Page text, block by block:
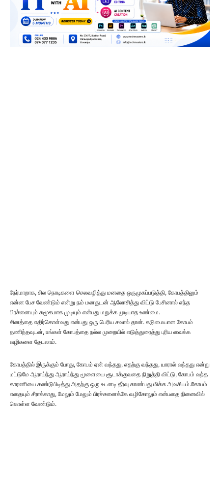
நேர்மாறாக, சில நொடிகளை செலவழித்து மனதை ஒருமுகப்படுத்தி, கோபத்திலும்
என்ன பேச வேண்டும் என்று நம் மனதுடன் ஆலோசித்து விட்டு பேசினால் எந்த
பிரச்னையும் சுமூகமாக முடியும் என்பது மறுக்க முடியாத உண்மை.
சினத்தை எதிர்கொள்வது என்பது ஒரு பெரிய சவால் தான். கடுமையான கோபம்
தணிந்தவுடன், உங்கள் கோபத்தை நல்ல முறையில் எடுத்துரைத்து புரிய வைக்க
வழிகளை தேடலாம்.
கோபத்தில் இருக்கும் போது, கோபம் ஏன் வந்தது, எதற்கு வந்தது, யாரால் வந்தது என்று
மட்டுமே ஆராய்ந்து ஆராய்ந்து மூளையை சூடாக்குவதை நிறுத்தி விட்டு, கோபம் வந்த
காரணியை கண்டுபிடித்து அதற்கு ஒரு உடனடி தீர்வு காண்பது மிக்க அவசியம்.கோபம்
எதையும் சீராக்காது, மேலும் மேலும் பிரச்சனைக்கே வழிகோலும் என்பதை நினைவில்
கொள்ள வேண்டும்.